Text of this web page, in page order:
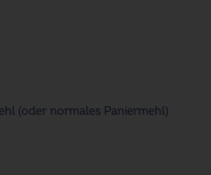
(oder normales Paniermehl)